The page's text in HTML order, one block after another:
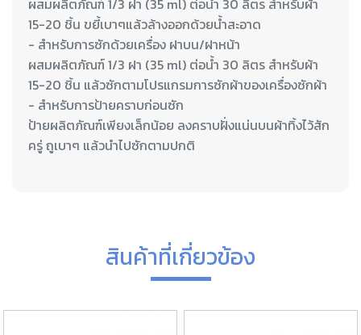
15-20 ชิ้น ขยี้เบาๆแล้วล้างออกด้วยน้ำสะอาด
- สำหรับการซักด้วยเครื่อง ฝาบน/ฝาหน้า
ผสมผลิตภัณฑ์ 1/3 ฝา (35 ml) ต่อน้ำ 30 ลิตร สำหรับผ้า
15-20 ชิ้น แล้วซักตามโปรแกรมการซักผ้าของเครื่องซักผ้า
- สำหรับการป้ายคราบก่อนซัก
ป้ายผลิตภัณฑ์เพียงเล็กน้อย ลงคราบฝั่งแน่นบนผ้าทิ้งไว้สัก
ครู่ ถูเบาๆ แล้วนำไปซักตามปกติ
สินค้าที่เกี่ยวข้อง